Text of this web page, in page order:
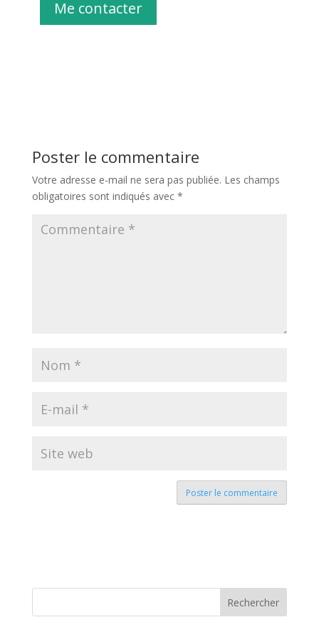
Me contacter
Poster le commentaire
Votre adresse e-mail ne sera pas publiée. Les champs
obligatoires sont indiqués avec *
Rechercher